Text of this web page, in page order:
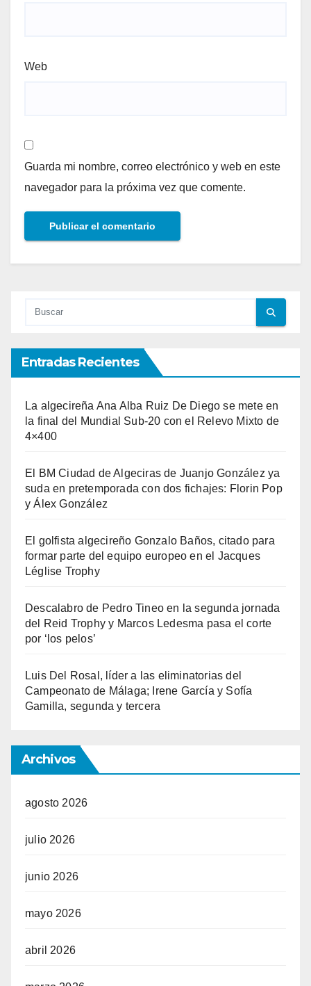
Web
Guarda mi nombre, correo electrónico y web en este
navegador para la próxima vez que comente.
Entradas Recientes
La algecireña Ana Alba Ruiz De Diego se mete en
la final del Mundial Sub-20 con el Relevo Mixto de
4×400
El BM Ciudad de Algeciras de Juanjo González ya
suda en pretemporada con dos fichajes: Florin Pop
y Álex González
El golfista algecireño Gonzalo Baños, citado para
formar parte del equipo europeo en el Jacques
Léglise Trophy
Descalabro de Pedro Tineo en la segunda jornada
del Reid Trophy y Marcos Ledesma pasa el corte
por ‘los pelos’
Luis Del Rosal, líder a las eliminatorias del
Campeonato de Málaga; Irene García y Sofía
Gamilla, segunda y tercera
Archivos
agosto 2026
julio 2026
junio 2026
mayo 2026
abril 2026